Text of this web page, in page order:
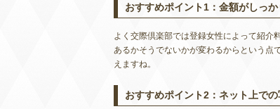
おすすめポイント1：金額がしっか
よく交際倶楽部では登録女性によって紹介
あるかそうでないかが変わるからという点
えますね。
おすすめポイント2：ネット上で